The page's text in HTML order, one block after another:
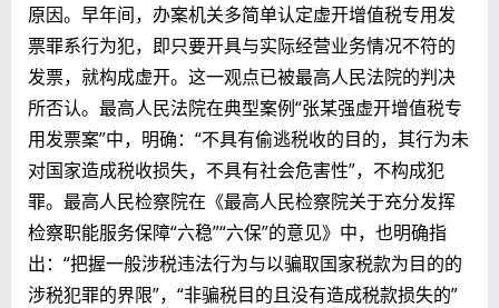
原因。早年间，办案机关多简单认定虚开增值税专用发
票罪系行为犯，即只要开具与实际经营业务情况不符的
发票，就构成虚开。这一观点已被最高人民法院的判决
所否认。最高人民法院在典型案例“张某强虚开增值税专
用发票案”中，明确：“不具有偷逃税收的目的，其行为未
对国家造成税收损失，不具有社会危害性”，不构成犯
罪。最高人民检察院在《最高人民检察院关于充分发挥
检察职能服务保障“六稳”“六保”的意见》中，也明确指
出：“把握一般涉税违法行为与以骗取国家税款为目的的
涉税犯罪的界限”，“非骗税目的且没有造成税款损失的”